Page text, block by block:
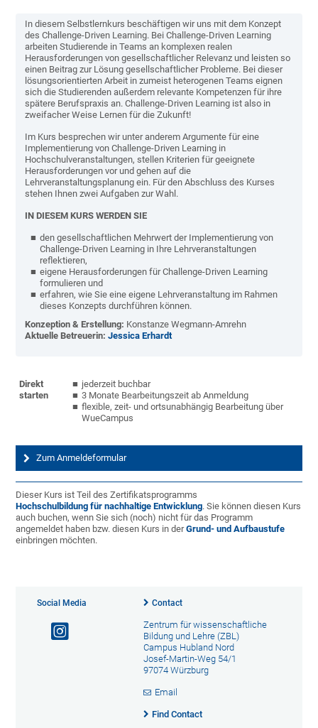
In diesem Selbstlernkurs beschäftigen wir uns mit dem Konzept
des Challenge-Driven Learning. Bei Challenge-Driven Learning
arbeiten Studierende in Teams an komplexen realen
Herausforderungen von gesellschaftlicher Relevanz und leisten so
einen Beitrag zur Lösung gesellschaftlicher Probleme. Bei dieser
lösungsorientierten Arbeit in zumeist heterogenen Teams eignen
sich die Studierenden außerdem relevante Kompetenzen für ihre
spätere Berufspraxis an. Challenge-Driven Learning ist also in
zweifacher Weise Lernen für die Zukunft!
Im Kurs besprechen wir unter anderem Argumente für eine
Implementierung von Challenge-Driven Learning in
Hochschulveranstaltungen, stellen Kriterien für geeignete
Herausforderungen vor und gehen auf die
Lehrveranstaltungsplanung ein. Für den Abschluss des Kurses
stehen Ihnen zwei Aufgaben zur Wahl.
IN DIESEM KURS WERDEN SIE
den gesellschaftlichen Mehrwert der Implementierung von
Challenge-Driven Learning in Ihre Lehrveranstaltungen
reflektieren,
eigene Herausforderungen für Challenge-Driven Learning
formulieren und
erfahren, wie Sie eine eigene Lehrveranstaltung im Rahmen
dieses Konzepts durchführen können.
Konzeption & Erstellung: Konstanze Wegmann-Amrehn
Aktuelle Betreuerin:Jessica Erhardt
Direkt
starten
jederzeit buchbar
3 Monate Bearbeitungszeit ab Anmeldung
flexible, zeit- und ortsunabhängig Bearbeitung über
WueCampus
Zum Anmeldeformular
Dieser Kurs ist Teil des Zertifikatsprogramms
Hochschulbildung für nachhaltige Entwicklung. Sie können diesen Kurs
auch buchen, wenn Sie sich (noch) nicht für das Programm
angemeldet haben bzw. diesen Kurs in derGrund- und Aufbaustufe
einbringen möchten.
Social Media Contact
Zentrum für wissenschaftliche
Bildung und Lehre (ZBL)
Campus Hubland Nord
Josef-Martin-Weg 54/1
97074 Würzburg
Email
Find Contact